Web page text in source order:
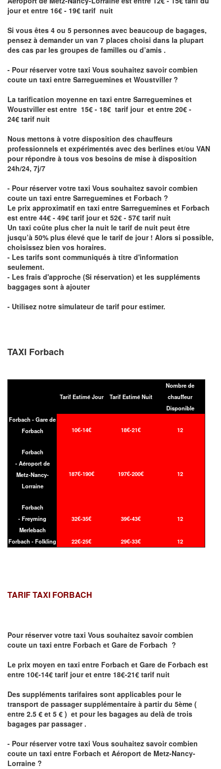
jour et entre 16€ - 19€ tarif nuit
Si vous êtes 4 ou 5 personnes avec beaucoup de bagages,
pensez à demander un van 7 places choisi dans la plupart
des cas par les groupes de familles ou d’amis .
- Pour réserver votre taxi Vous souhaitez savoircombien
coute un taxi entre Sarreguemines et Woustviller ?
La tarification moyenne en taxi entre Sarreguemines et
Woustviller est entre 15€ - 18€ tarif jour et entre 20€ -
24€ tarif nuit
Nous mettons à votre disposition des chauffeurs
professionnels et expérimentés avec des berlines et/ou VAN
pour répondre à tous vos besoins de mise à disposition
24h/24, 7j/7
- Pour réserver votre taxi Vous souhaitez savoircombien
coute un taxi entre Sarreguemines et Forbach ?
Le prix approximatif en taxi entre Sarreguemines et Forbach
est entre 44€ - 49€ tarif jour et 52€ - 57€ tarif nuit
Un taxi coûte plus cher la nuit le tarif de nuit peut être
jusqu’à 50% plus élevé que le tarif de jour ! Alors si possible,
choisissez bien vos horaires.
- Les tarifs sont communiqués à titre d'information
seulement.
- Les frais d'approche (Si réservation) et les suppléments
baggages sont à ajouter
- Utilisez notre simulateur de tarif pour estimer.
TAXI Forbach
Tarif Estimé Jour Tarif Estimé Nuit
Nombre de
chauffeur
Disponible
Forbach - Gare de
Forbach
10€-14€ 18€-21€ 12
Forbach
- Aéroport de
Metz-Nancy-
Lorraine
187€-190€ 197€-200€ 12
Forbach
- Freyming
Merlebach
32€-35€ 39€-43€ 12
Forbach - Folkling 22€-25€ 29€-33€ 12
TARIF TAXI FORBACH
Pour réserver votre taxi Vous souhaitez savoircombien
coute un taxi entre Forbach et Gare de Forbach ?
Le prix moyen en taxi entre Forbach et Gare de Forbach est
entre 10€-14€ tarif jour et entre 18€-21€ tarif nuit
Des suppléments tarifaires sont applicables pour le
transport de passager supplémentaire à partir du 5ème (
entre 2.5 € et 5 € ) et pour les bagages au delà de trois
bagages par passager .
- Pour réserver votre taxi Vous souhaitez savoircombien
coute un taxi entre Forbach et Aéroport de Metz-Nancy-
Lorraine ?